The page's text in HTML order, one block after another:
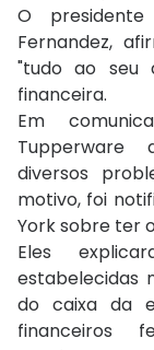
O
Fernandez,
"tudo ao seu
financeira.
Em
Tupperware
diversos
motivo, foi
York sobre ter
Eles
estabelecidas
do caixa da
financeiros